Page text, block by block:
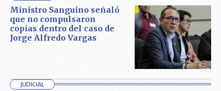
Ministro Sanguino señaló
que no compulsaron
copias dentro del caso de
Jorge Alfredo Vargas
JUDICIAL